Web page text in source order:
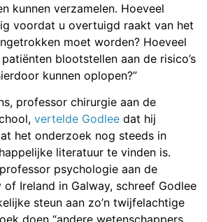
kunnen verzamelen. Hoeveel
voordat u overtuigd raakt van het
moet worden? Hoeveel
blootstellen aan de risico’s
kunnen oplopen?”
professor chirurgie aan de
vertelde Godlee dat hij
het onderzoek nog steeds in
literatuur te vinden is.
psychologie aan de
Ireland in Galway, schreef Godlee
steun aan zo’n twijfelachtige